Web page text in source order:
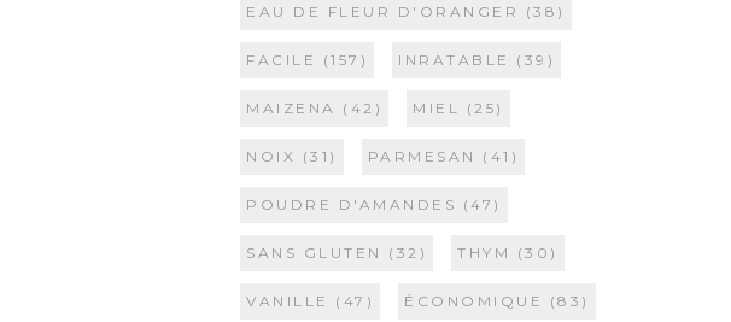
EAU DE FLEUR D'ORANGER (38)
FACILE (157) INRATABLE (39)
MAIZENA (42) MIEL (25)
NOIX (31) PARMESAN (41)
POUDRE D'AMANDES (47)
SANS GLUTEN (32) THYM (30)
VANILLE (47) ÉCONOMIQUE (83)